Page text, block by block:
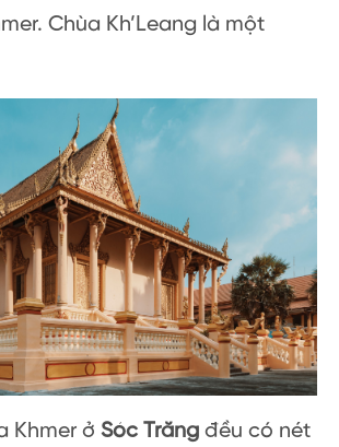
Chùa Kh’Leang là một
Khmer ở Sóc Trăng đều có nét